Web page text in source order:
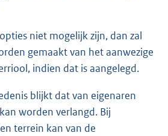
niet mogelijk zijn, dan zal
gemaakt van het aanwezige
indien dat is aangelegd.
blijkt dat van eigenaren
worden verlangd. Bij
terrein kan van de